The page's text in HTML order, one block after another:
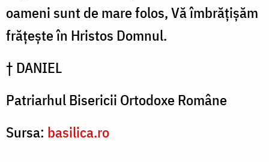
oameni sunt de mare folos, Vă îmbrățișăm
frățește în Hristos Domnul.
† DANIEL
Patriarhul Bisericii Ortodoxe Române
Sursa: basilica.ro